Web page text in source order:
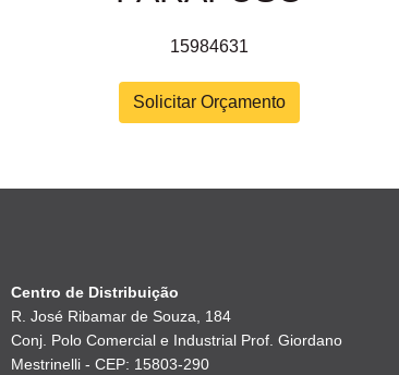
15984631
Solicitar Orçamento
Centro de Distribuição
R. José Ribamar de Souza, 184
Conj. Polo Comercial e Industrial Prof. Giordano
Mestrinelli - CEP: 15803-290